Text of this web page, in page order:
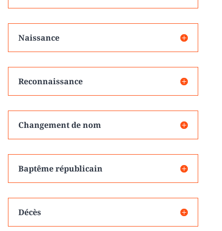
Naissance
Reconnaissance
Changement de nom
Baptême républicain
Décès